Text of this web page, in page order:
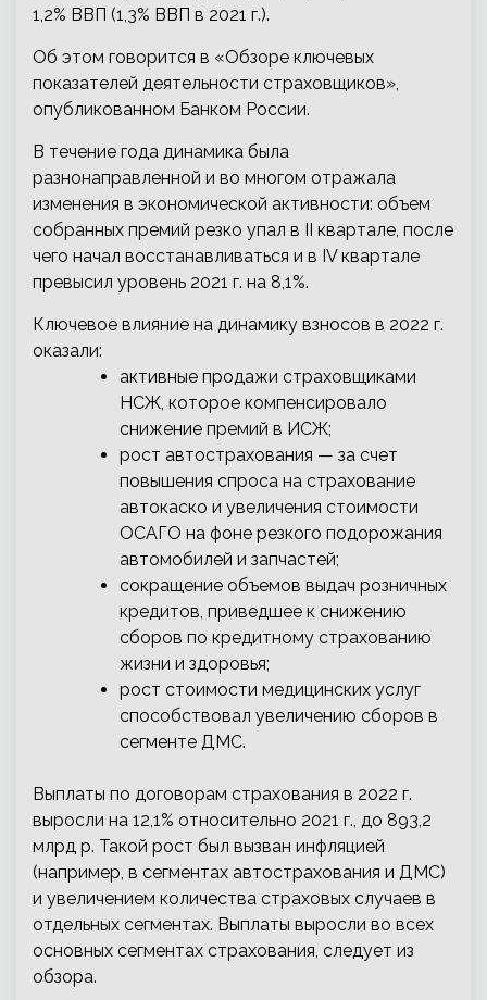
1,2% ВВП (1,3% ВВП в 2021 г.).
Об этом говорится в «Обзоре ключевых
показателей деятельности страховщиков»,
опубликованном Банком России.
В течение года динамика была
разнонаправленной и во многом отражала
изменения в экономической активности: объем
собранных премий резко упал в II квартале, после
чего начал восстанавливаться и в IV квартале
превысил уровень 2021 г. на 8,1%.
Ключевое влияние на динамику взносов в 2022 г.
оказали:
активные продажи страховщиками
НСЖ, которое компенсировало
снижение премий в ИСЖ;
рост автострахования — за счет
повышения спроса на страхование
автокаско и увеличения стоимости
ОСАГО на фоне резкого подорожания
автомобилей и запчастей;
сокращение объемов выдач розничных
кредитов, приведшее к снижению
сборов по кредитному страхованию
жизни и здоровья;
рост стоимости медицинских услуг
способствовал увеличению сборов в
сегменте ДМС.
Выплаты по договорам страхования в 2022 г.
выросли на 12,1% относительно 2021 г., до 893,2
млрд р. Такой рост был вызван инфляцией
(например, в сегментах автострахования и ДМС)
и увеличением количества страховых случаев в
отдельных сегментах. Выплаты выросли во всех
основных сегментах страхования, следует из
обзора.